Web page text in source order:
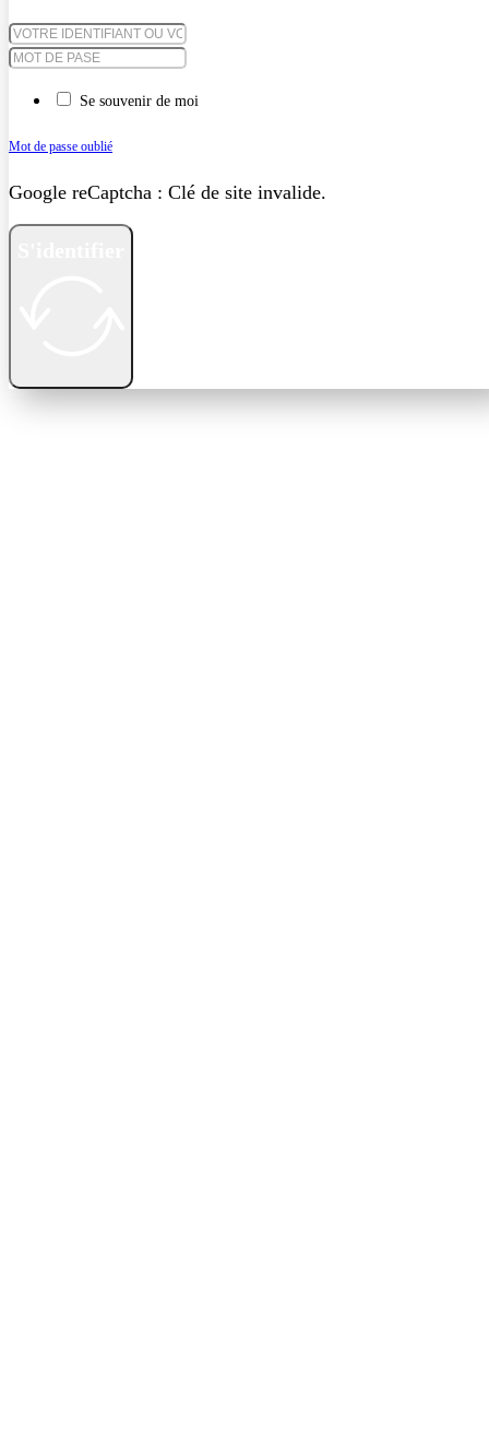
Se souvenir de moi
Mot de passe oublié
Google reCaptcha : Clé de site invalide.